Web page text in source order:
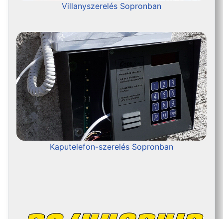
Villanyszerelés Sopronban
Kaputelefon-szerelés Sopronban